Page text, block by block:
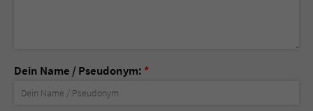
Dein Name / Pseudonym: *